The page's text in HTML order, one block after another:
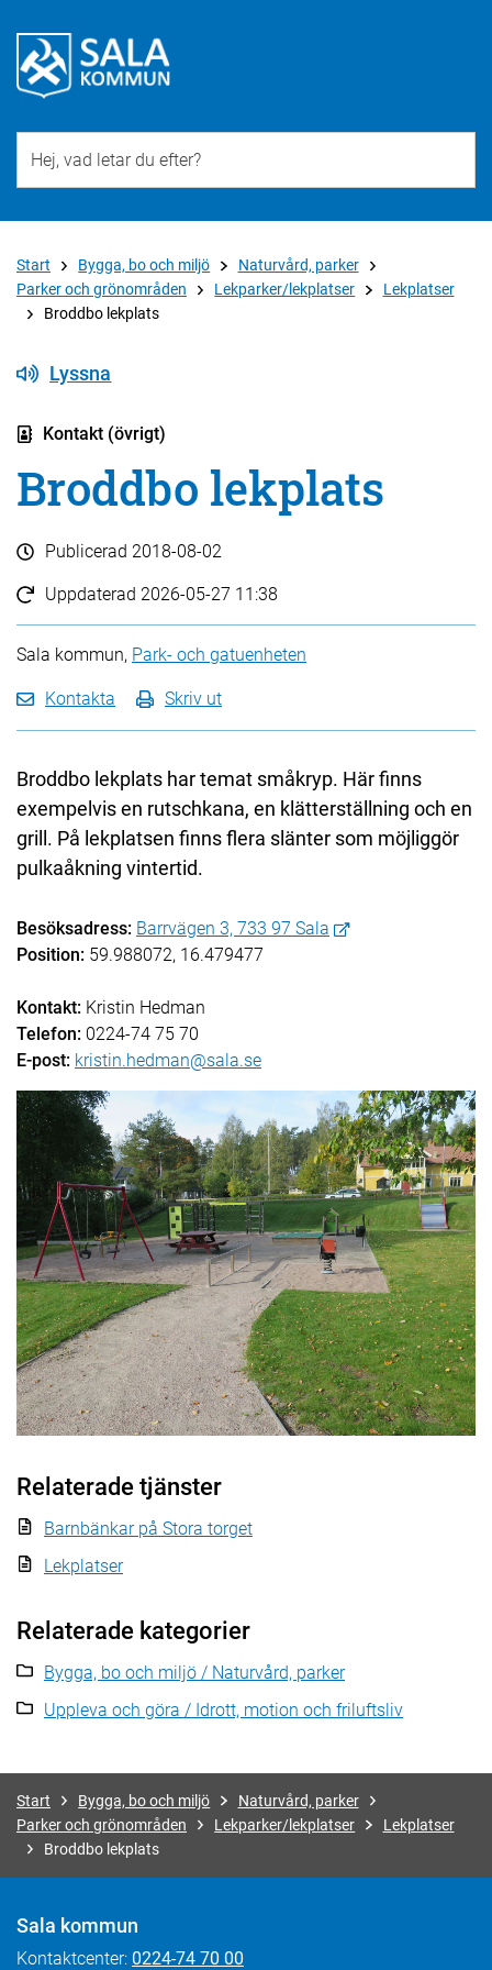
Start Bygga, bo och miljö
Naturvård, parker
Parker och grönområden
Lekparker/lekplatser
Lekplatser
Broddbo lekplats
Lyssna
Kontakt (övrigt)
Broddbo lekplats
Publicerad 2018-08-02
Uppdaterad 2026-05-27 11:38
Sala kommun, Park- och gatuenheten
Kontakta Skriv ut
Broddbo lekplats har temat småkryp. Här finns
exempelvis en rutschkana, en klätterställning och en
grill. På lekplatsen finns flera slänter som möjliggör
pulkaåkning vintertid.
Besöksadress: Barrvägen 3, 733 97 Sala
Position: 59.988072, 16.479477
Kontakt: Kristin Hedman
Telefon: 0224-74 75 70
E-post: kristin.hedman@sala.se
Relaterade tjänster
Barnbänkar på Stora torget
Lekplatser
Relaterade kategorier
Bygga, bo och miljö / Naturvård, parker
Uppleva och göra / Idrott, motion och friluftsliv
Start Bygga, bo och miljö
Naturvård, parker
Parker och grönområden
Lekparker/lekplatser
Lekplatser
Broddbo lekplats
Sala kommun
Kontaktcenter: 0224-74 70 00